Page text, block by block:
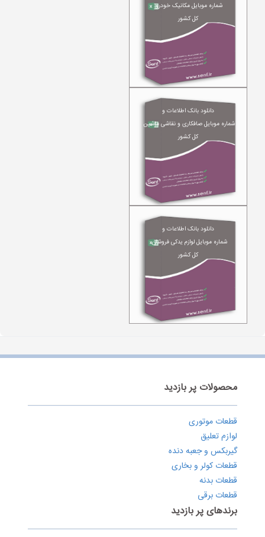
شماره موبایل مکانیک خودرو
کل کشور
دانلود بانک اطلاعات و
شماره موبایل صافکاری و نقاشی ماشین
کل کشور
دانلود بانک اطلاعات و
شماره موبایل لوازم یدکی فروشان
کل کشور
محصولات پر بازدید
قطعات موتوری
لوازم تعلیق
گیربکس و جعبه دنده
قطعات کولر و بخاری
قطعات بدنه
قطعات برقی
برندهای پر بازدید